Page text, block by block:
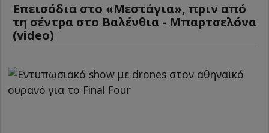
Επεισόδια στο «Μεστάγια», πριν από
τη σέντρα στο Βαλένθια - Μπαρτσελόνα
(video)